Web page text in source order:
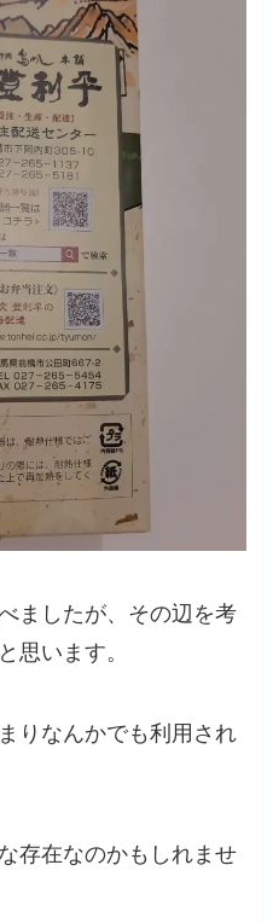
ましたが、その辺を考
思います。
りなんかでも利用され
存在なのかもしれませ